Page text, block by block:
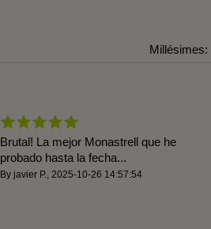
Millésimes:
Brutal! La mejor Monastrell que he
probado hasta la fecha...
By javier P., 2025-10-26 14:57:54